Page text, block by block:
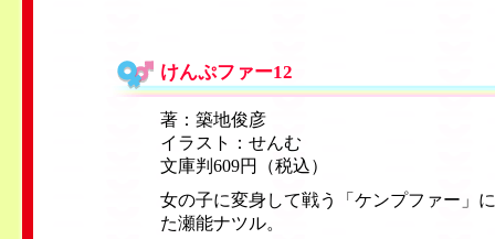
けんぷファー12
著：築地俊彦
イラスト：せんむ
文庫判609円（税込）
女の子に変身して戦う「ケンプファー」
た瀬能ナツル。